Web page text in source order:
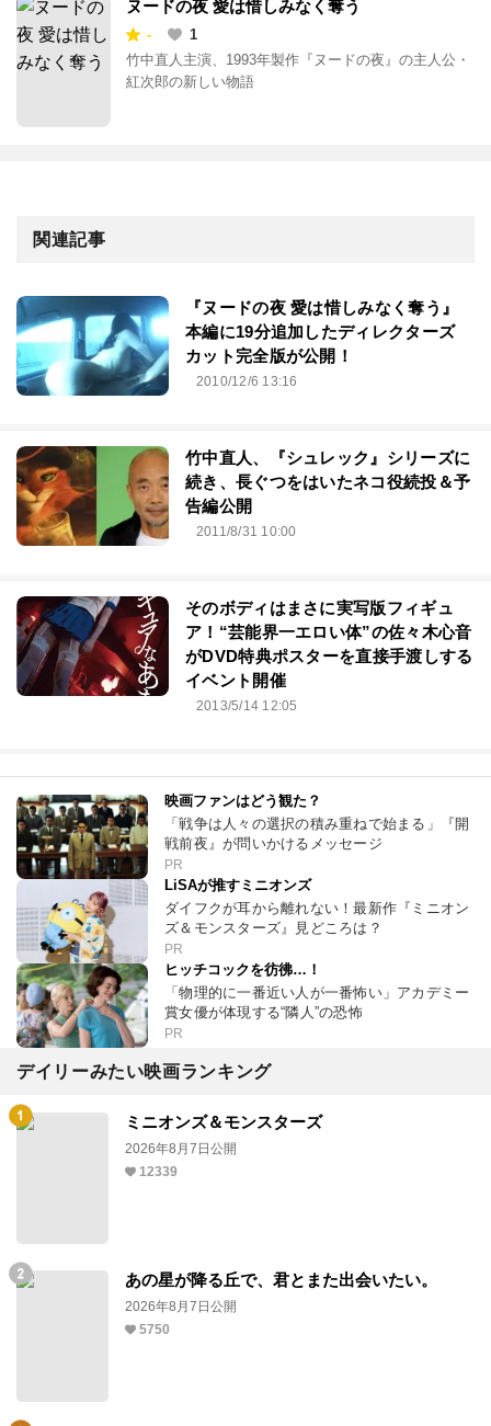
ヌードの夜 愛は惜しみなく奪う
-
1
竹中直人主演、1993年製作『ヌードの夜』の主人公・
紅次郎の新しい物語
関連記事
『ヌードの夜 愛は惜しみなく奪う』
本編に19分追加したディレクターズ
カット完全版が公開！
2010/12/6 13:16
竹中直人、『シュレック』シリーズに
続き、長ぐつをはいたネコ役続投＆予
告編公開
2011/8/31 10:00
そのボディはまさに実写版フィギュ
ア！“芸能界一エロい体”の佐々木心音
がDVD特典ポスターを直接手渡しする
イベント開催
2013/5/14 12:05
映画ファンはどう観た？
「戦争は人々の選択の積み重ねで始まる」『開
戦前夜』が問いかけるメッセージ
PR
LiSAが推すミニオンズ
ダイフクが耳から離れない！最新作『ミニオン
ズ＆モンスターズ』見どころは？
PR
ヒッチコックを彷彿…！
「物理的に一番近い人が一番怖い」アカデミー
賞女優が体現する“隣人”の恐怖
PR
デイリーみたい映画ランキング
ミニオンズ＆モンスターズ
2026年8月7日公開
12339
あの星が降る丘で、君とまた出会いたい。
2026年8月7日公開
5750